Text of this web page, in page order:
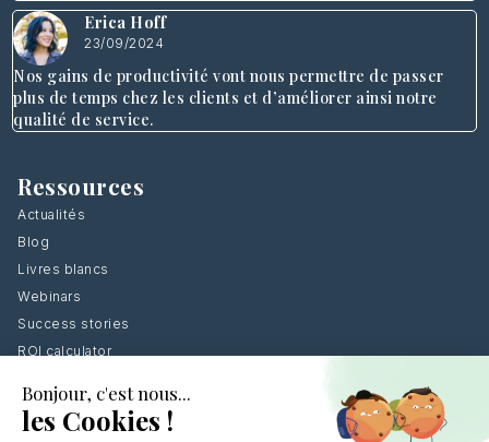
Erica Hoff
23/09/2024
Nos gains de productivité vont nous permettre de passer
plus de temps chez les clients et d’améliorer ainsi notre
qualité de service.
Ressources
Actualités
Blog
Livres blancs
Webinars
Success stories
ROI calculator
Communautés
Nos Partenaires